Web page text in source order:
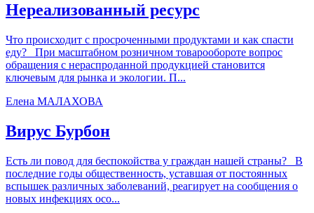
Нереализованный ресурс
Что происходит с просроченными продуктами и как спасти
еду? При масштабном розничном товарообороте вопрос
обращения с нераспроданной продукцией становится
ключевым для рынка и экологии. П...
Елена МАЛАХОВА
Вирус Бурбон
Есть ли повод для беспокойства у граждан нашей страны? В
последние годы общественность, уставшая от постоянных
вспышек различных заболеваний, реагирует на сообщения о
новых инфекциях осо...